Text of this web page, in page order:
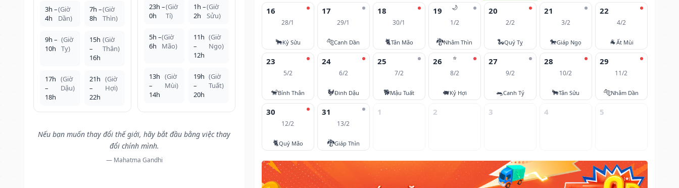
3h –
4h
(Giờ
Dần)
7h –
8h
(Giờ
Thìn)
9h –
10h
(Giờ
Tỵ)
15h
–
16h
(Giờ
Thân)
17h
–
18h
(Giờ
Dậu)
21h
–
22h
(Giờ
Hợi)
23h –
0h
(Giờ
Tí)
1h –
2h
(Giờ
Sửu)
5h –
6h
(Giờ
Mão)
11h
–
12h
(Giờ
Ngọ)
13h
–
14h
(Giờ
Mùi)
19h
–
20h
(Giờ
Tuất)
Nếu bạn muốn thay đổi thế giới, hãy bắt đầu bằng việc thay
đổi chính mình.
— Mahatma Gandhi
16
28/1
🐂Kỷ Sửu
17
29/1
🐅Canh Dần
18
30/1
🐈Tân Mão
🌙
19
1/2
🐉Nhâm Thìn
20
2/2
🐍Quý Tỵ
21
3/2
🐎Giáp Ngọ
22
4/2
🐐Ất Mùi
23
5/2
🐒Bính Thân
24
6/2
🐓Đinh Dậu
25
7/2
🐕Mậu Tuất
⭐
26
8/2
🐖Kỷ Hợi
27
9/2
🐀Canh Tý
28
10/2
🐂Tân Sửu
29
11/2
🐅Nhâm Dần
30
12/2
🐈Quý Mão
31
13/2
🐉Giáp Thìn
1 2 3 4 5